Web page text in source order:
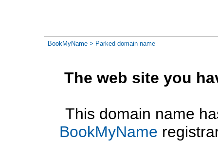
BookMyName > Parked domain name
The web site you
This domain name
BookMyName